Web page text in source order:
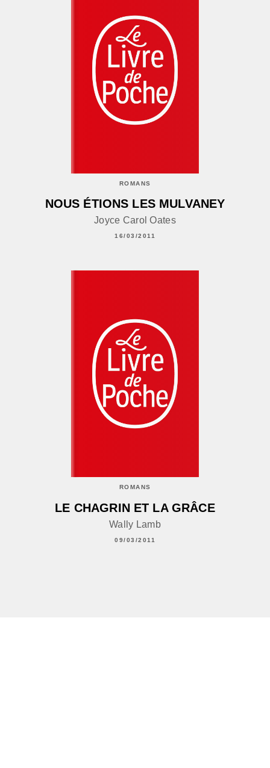
ROMANS
NOUS ÉTIONS LES MULVANEY
Joyce Carol Oates
16/03/2011
ROMANS
LE CHAGRIN ET LA GRÂCE
Wally Lamb
09/03/2011